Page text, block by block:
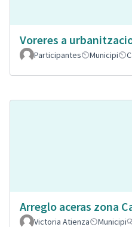
Voreres a
Participantes
Municipi
Arreglo aceras zona
Victoria Atienza
Municipi